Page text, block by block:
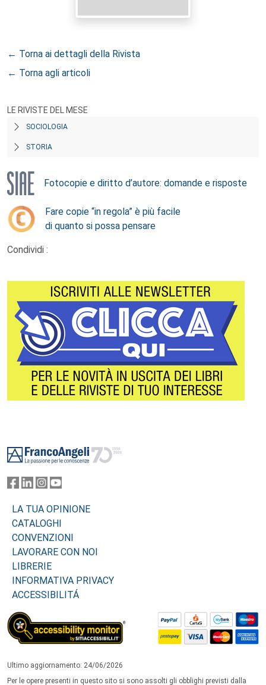
← Torna ai dettagli della Rivista
← Torna agli articoli
LE RIVISTE DEL MESE
SOCIOLOGIA
STORIA
Fotocopie e diritto d’autore: domande e risposte
Fare copie “in regola” è più facile
di quanto si possa pensare
Condividi :
LA TUA OPINIONE
CATALOGHI
CONVENZIONI
LAVORARE CON NOI
LIBRERIE
INFORMATIVA PRIVACY
ACCESSIBILITÁ
Ultimo aggiornamento: 24/06/2026
Per le opere presenti in questo sito si sono assolti gli obblighi previsti dalla